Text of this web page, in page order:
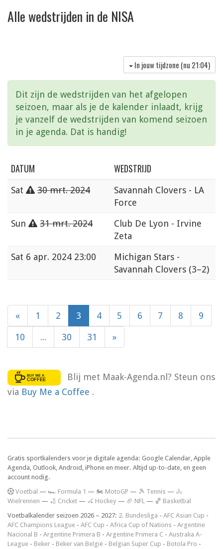
Alle wedstrijden in de NISA
In jouw tijdzone (nu 21:04)
Dit zijn de wedstrijden van het afgelopen
seizoen, maar als je de kalender inlaadt, krijg
je vanzelf de wedstrijden van komend seizoen
in je agenda. Dat is handig!
DATUM WEDSTRIJD
Sat 30 mrt. 2024
Savannah Clovers - LA
Force
Sun
31 mrt. 2024
Club De Lyon - Irvine
Zeta
Sat 6 apr. 2024 23:00
Michigan Stars -
Savannah Clovers (3–2)
« 1 2 3 4 5 6 7 8 9
10 ... 30 31 »
Blij met Maak-Agenda.nl? Steun ons
via Buy Me a Coffee .
Gratis sportkalenders voor je digitale agenda: Google Calendar, Apple
Agenda, Outlook, Android, iPhone en meer. Altijd up-to-date, en geen
account nodig.
Voetbal — 🏎️ Formula 1 — 🏍 MotoGP — 🎾 Tennis — 🚴
Wielrennen — 🏏 Cricket — 🏑 Hockey — 🏈 NFL — 🏀 Basketbal
Voetbalkalender seizoen 2026 – 2027: 2. Bundesliga - AFC Asian Cup -
AFC Champions League - AFC Cup - Africa Cup of Nations - Argentine
Nacional B - Argentine Primera B - Argentine Primera C - Australia A-
League - Beker - Beker van België - Belgian Super Cup - Botola Pro -